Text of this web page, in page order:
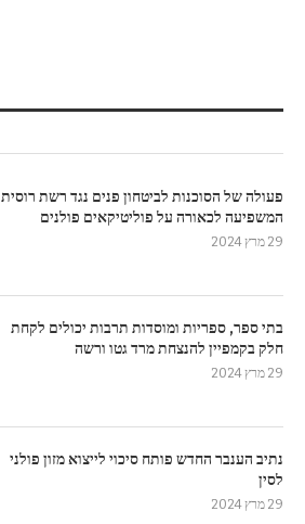
פעולה של הסוכנות לביטחון פנים נגד רשת רוסית
המשפיעה לכאורה על פוליטיקאים פולנים
29 מרץ 2024
בתי ספר, ספריות ומוסדות תרבות יכולים לקחת
חלק בקמפיין להנצחת מרד גטו ורשה
29 מרץ 2024
נתיב הענבר החדש פותח סיכוי לייצוא מזון פולני
לסין
29 מרץ 2024